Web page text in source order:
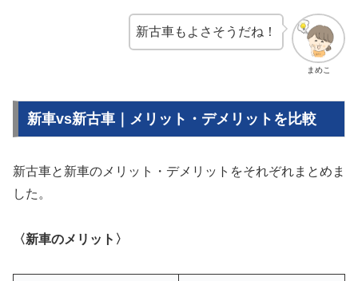
まめこ
新古車もよさそうだね！
新車vs新古車｜メリット・デメリットを比較
新古車と新車のメリット・デメリットをそれぞれまとめま
した。
〈新車のメリット〉